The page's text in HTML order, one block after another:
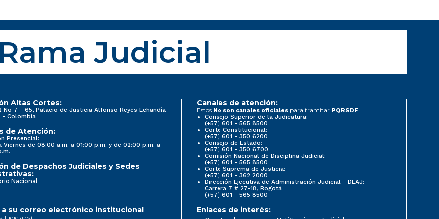
Rama Judicial
Altas Cortes:
No 7 - 65, Palacio de Justicia Alfonso Reyes Echandía
- Colombia
de Atención:
Presencial:
Viernes de 08:00 a.m. a 01:00 p.m. y de 02:00 p.m. a
de Despachos Judiciales y Sedes
Nacional
Canales de atención:
Estos No son canales oficiales para tramitar PQRSDF
Consejo Superior de la Judicatura:
(+57) 601 - 565 8500
Corte Constitucional:
(+57) 601 - 350 6200
Consejo de Estado:
(+57) 601 - 350 6700
Comisión Nacional de Disciplina Judicial:
(+57) 601 - 565 8500
Corte Suprema de Justicia:
(+57) 601 - 362 2000
Dirección Ejecutiva de Administración Judicial - DEAJ:
Carrera 7 # 27-18, Bogotá
(+57) 601 - 565 8500
a su correo electrónico institucional
Judiciales)
Enlaces de interés: